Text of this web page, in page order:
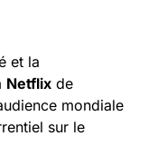
et la
Netflix de
mondiale
sur le